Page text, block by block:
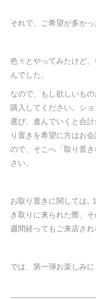
それで、ご希望が多かっ
色々とやってみたけど
んでした。
なので、もし欲しいも
購入してください。シ
選び、進んでいくと合
り置きを希望に方はお
ので、そこへ「取り置
さい。
お取り置きに関しては､
き取りに来られた際、
週間経ってもご来店さ
では、第一弾お楽しみに